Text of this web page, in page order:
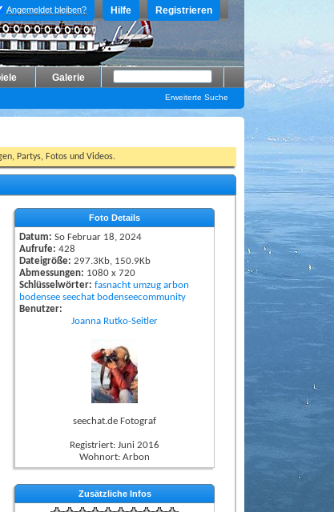
Registrieren
Hilfe
Angemeldet bleiben?
Galerie
Erweiterte Suche
Partys, Fotos und Videos.
Foto Details
Datum: So Februar 18, 2024
Aufrufe: 428
Dateigröße: 297.3Kb, 150.9Kb
Abmessungen: 1080 x 720
Schlüsselwörter: fasnacht umzug arbon
bodensee seechat bodenseecommunity
Benutzer:
Joanna Rutko-Seitler
seechat.de Fotograf
Registriert: Juni 2016
Wohnort: Arbon
Zusätzliche Infos